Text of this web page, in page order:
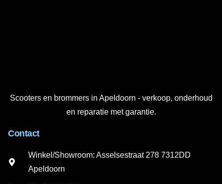
Scooters en brommers in Apeldoorn - verkoop, onderhoud
en reparatie met garantie.
Contact
Winkel/Showroom: Asselsestraat 278 7312DD
Apeldoorn